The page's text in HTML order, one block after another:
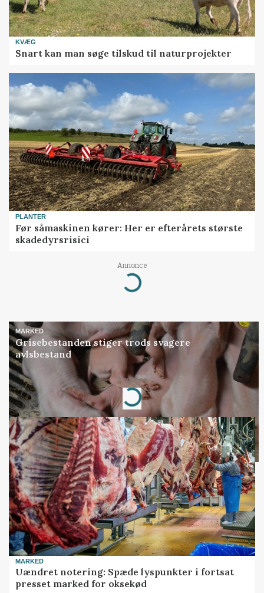
KVÆG
Snart kan man søge tilskud til naturprojekter
PLANTER
Før såmaskinen kører: Her er efterårets største
skadedyrsrisici
Annonce
Loading...
MARKED
Grisebestanden stiger trods svagere
avlsbestand
Annonce
Loading...
MARKED
Uændret notering: Spæde lyspunkter i fortsat
presset marked for oksekød